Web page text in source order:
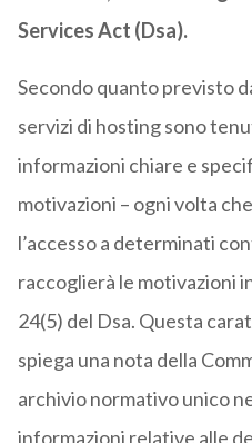
Services Act (Dsa).
Secondo quanto previsto
servizi di hosting sono
informazioni chiare e
motivazioni – ogni volta
l’accesso a determinati
raccoglierà le motivazioni
24(5) del Dsa. Questa
spiega una nota della
archivio normativo unico
informazioni relative alle